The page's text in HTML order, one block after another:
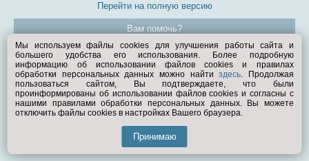
Перейти на полную версию
Вам помочь?
© Exist.ru 1998—2026
Мы используем файлы cookies для улучшения работы сайта и
большего удобства его использования. Более подробную
информацию об использовании файлов cookies и правилах
обработки персональных данных можно найтиздесь. Продолжая
пользоваться сайтом, Вы подтверждаете, что были
проинформированы об использовании файлов cookies и согласны с
нашими правилами обработки персональных данных. Вы можете
отключить файлы cookies в настройках Вашего браузера.
Принимаю